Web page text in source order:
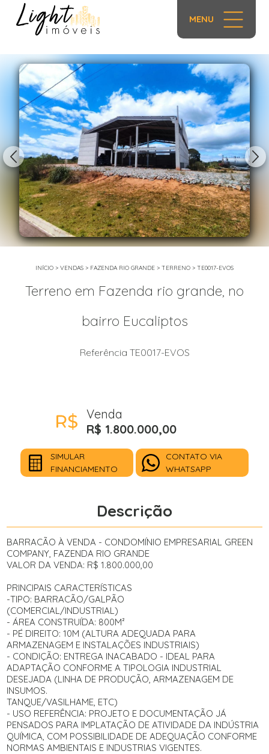
MENU
INÍCIO > VENDAS > FAZENDA RIO GRANDE > TERRENO > TE0017-EVOS
Terreno em Fazenda rio grande, no
bairro Eucaliptos
Referência TE0017-EVOS
Venda
R$ 1.800.000,00
SIMULAR
FINANCIAMENTO
CONTATO VIA
WHATSAPP
Descrição
BARRACÃO À VENDA - CONDOMÍNIO EMPRESARIAL GREEN
COMPANY, FAZENDA RIO GRANDE
VALOR DA VENDA: R$ 1.800.000,00
PRINCIPAIS CARACTERÍSTICAS
-TIPO: BARRACÃO/GALPÃO
(COMERCIAL/INDUSTRIAL)
- ÁREA CONSTRUÍDA: 800M²
- PÉ DIREITO: 10M (ALTURA ADEQUADA PARA
ARMAZENAGEM E INSTALAÇÕES INDUSTRIAIS)
- CONDIÇÃO: ENTREGA INACABADO - IDEAL PARA
ADAPTAÇÃO CONFORME A TIPOLOGIA INDUSTRIAL
DESEJADA (LINHA DE PRODUÇÃO, ARMAZENAGEM DE
INSUMOS.
TANQUE/VASILHAME, ETC)
- USO REFERÊNCIA: PROJETO E DOCUMENTAÇÃO JÁ
PENSADOS PARA IMPLATAÇÃO DE ATIVIDADE DA INDÚSTRIA
QUÍMICA, COM POSSIBILIDADE DE ADEQUAÇÃO CONFORME
NORMAS AMBIENTAIS E INDUSTRIAS VIGENTES.